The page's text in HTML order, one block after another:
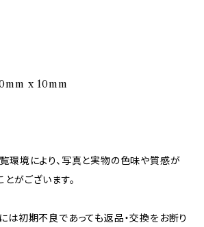
x 10mm
環境により、写真と実物の色味や質感が
がございます。
初期不良であっても返品・交換をお断り